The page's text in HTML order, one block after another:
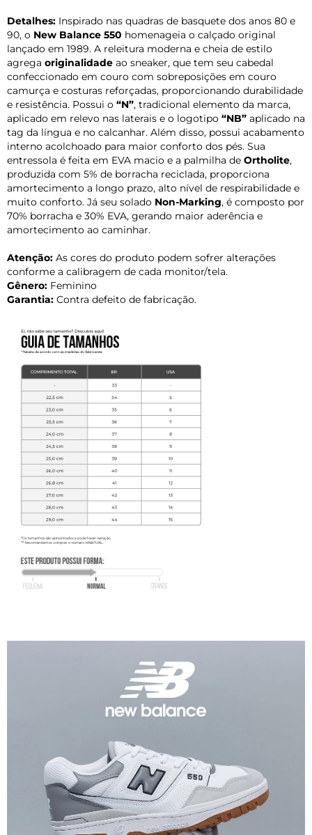
Detalhes: Inspirado nas quadras de basquete dos anos 80 e
90, o New Balance 550 homenageia o calçado original
lançado em 1989. A releitura moderna e cheia de estilo
agrega originalidade ao sneaker, que tem seu cabedal
confeccionado em couro com sobreposições em couro
camurça e costuras reforçadas, proporcionando durabilidade
e resistência. Possui o “N”, tradicional elemento da marca,
aplicado em relevo nas laterais e o logotipo “NB” aplicado na
tag da língua e no calcanhar. Além disso, possui acabamento
interno acolchoado para maior conforto dos pés. Sua
entressola é feita em EVA macio e a palmilha de Ortholite,
produzida com 5% de borracha reciclada, proporciona
amortecimento a longo prazo, alto nível de respirabilidade e
muito conforto. Já seu solado Non-Marking, é composto por
70% borracha e 30% EVA, gerando maior aderência e
amortecimento ao caminhar.
Atenção: As cores do produto podem sofrer alterações
conforme a calibragem de cada monitor/tela.
Gênero: Feminino
Garantia: Contra defeito de fabricação.